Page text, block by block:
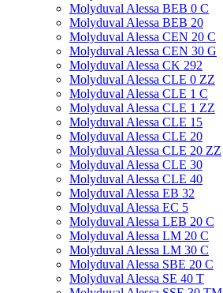
Molyduval Alessa BEB 0 C
Molyduval Alessa BEB 20
Molyduval Alessa CEN 20 C
Molyduval Alessa CEN 30 G
Molyduval Alessa CK 292
Molyduval Alessa CLE 0 ZZ
Molyduval Alessa CLE 1 C
Molyduval Alessa CLE 1 ZZ
Molyduval Alessa CLE 15
Molyduval Alessa CLE 20
Molyduval Alessa CLE 20 ZZ
Molyduval Alessa CLE 30
Molyduval Alessa CLE 40
Molyduval Alessa EB 32
Molyduval Alessa EC 5
Molyduval Alessa LEB 20 C
Molyduval Alessa LM 20 C
Molyduval Alessa LM 30 C
Molyduval Alessa SBE 20 C
Molyduval Alessa SE 40 T